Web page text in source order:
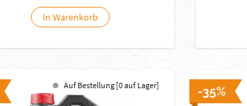
In Warenkorb
Auf Bestellung [0 auf Lager] -35%